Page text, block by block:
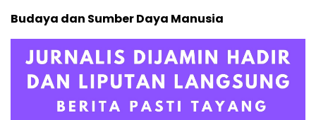
Budaya dan Sumber Daya Manusia